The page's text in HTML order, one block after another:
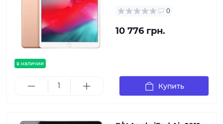
в наличии
0
10 776 грн.
Купить